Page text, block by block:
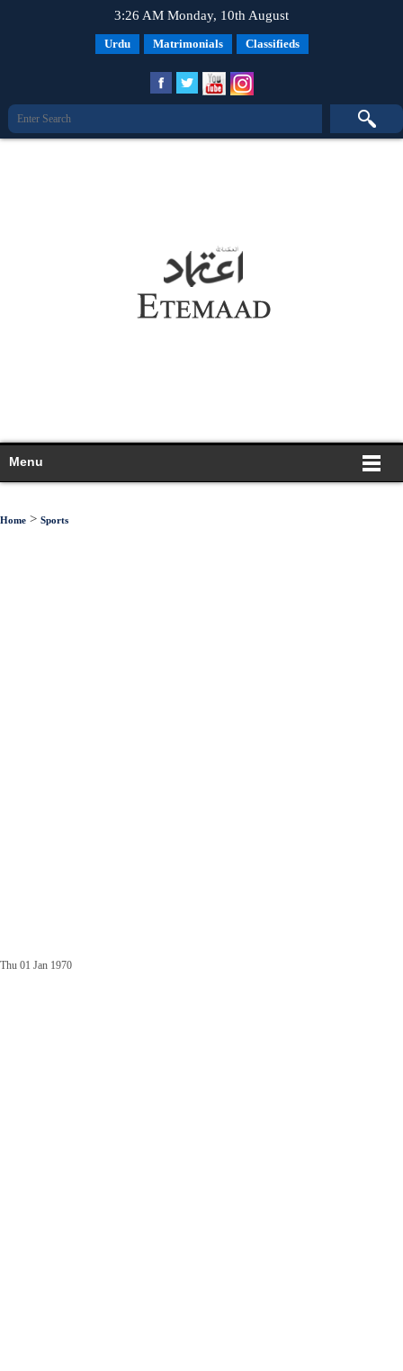
3:26 AM Monday, 10th August
Urdu Matrimonials Classifieds
Menu
Home > Sports
Thu 01 Jan 1970